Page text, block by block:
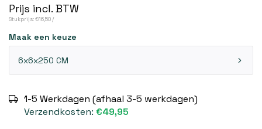
Prijs incl. BTW
Stukprijs: €16,50 /
Maak een keuze
6x6x250 CM
1-5 Werkdagen (afhaal 3-5 werkdagen)
Verzendkosten: €49,95